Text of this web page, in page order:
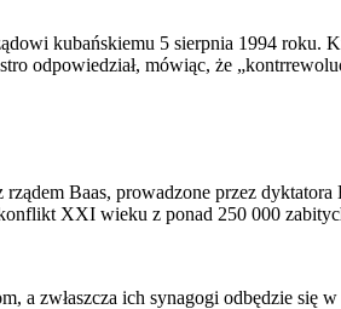
kubańskiemu 5 sierpnia 1994 roku.
odpowiedział, mówiąc, że
Baas, prowadzone przez
XXI wieku z ponad 250 000
a zwłaszcza ich synagogi odbędzie